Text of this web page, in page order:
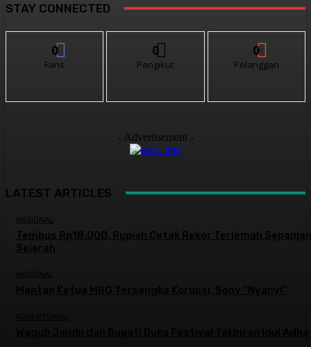
STAY CONNECTED
0
Fans
0
Pengikut
0
Pelanggan
- Advertisement -
LATEST ARTICLES
NASIONAL
Tembus Rp18.000, Rupiah Cetak Rekor Terlemah
Sejarah